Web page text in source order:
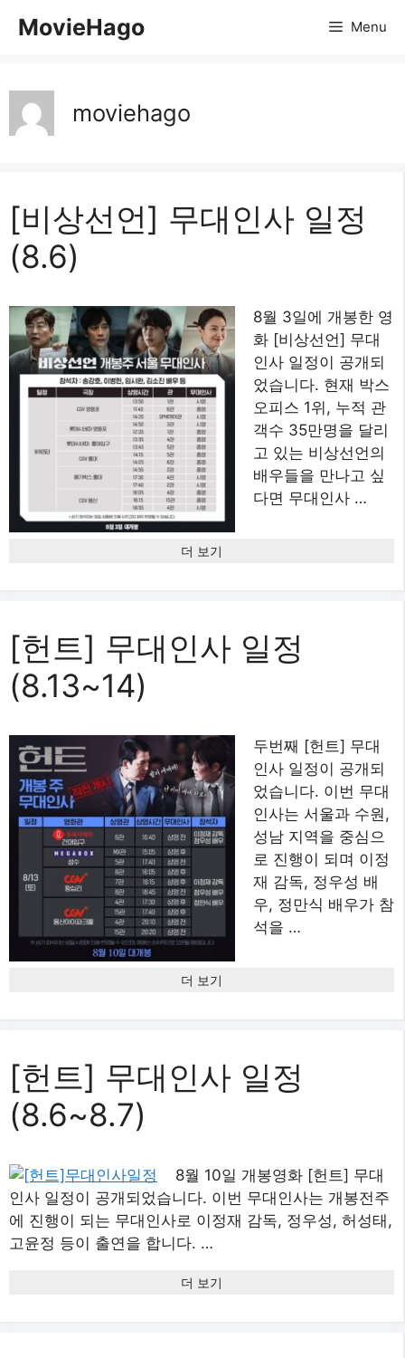
MovieHago Menu
moviehago
[비상선언] 무대인사 일정
(8.6)
8월 3일에 개봉한 영
화 [비상선언] 무대
인사 일정이 공개되
었습니다. 현재 박스
오피스 1위, 누적 관
객수 35만명을 달리
고 있는 비상선언의
배우들을 만나고 싶
다면 무대인사 …
더 보기
[헌트] 무대인사 일정
(8.13~14)
두번째 [헌트] 무대
인사 일정이 공개되
었습니다. 이번 무대
인사는 서울과 수원,
성남 지역을 중심으
로 진행이 되며 이정
재 감독, 정우성 배
우, 정만식 배우가 참
석을 …
더 보기
[헌트] 무대인사 일정
(8.6~8.7)
8월 10일 개봉영화 [헌트] 무대
인사 일정이 공개되었습니다. 이번 무대인사는 개봉전주
에 진행이 되는 무대인사로 이정재 감독, 정우성, 허성태,
고윤정 등이 출연을 합니다. …
더 보기